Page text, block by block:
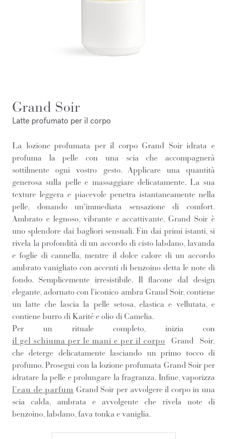
Grand Soir
Latte profumato per il corpo
La lozione profumata per il corpo Grand Soir idrata e
profuma la pelle con una scia che accompagnerà
sottilmente ogni vostro gesto. Applicare una quantità
generosa sulla pelle e massaggiare delicatamente. La sua
texture leggera e piacevole penetra istantaneamente nella
pelle, donando un'immediata sensazione di comfort.
Ambrato e legnoso, vibrante e accattivante, Grand Soir è
uno splendore dai bagliori sensuali. Fin dai primi istanti, si
rivela la profondità di un accordo di cisto labdano, lavanda
e foglie di cannella, mentre il dolce calore di un accordo
ambrato vanigliato con accenti di benzoino detta le note di
fondo. Semplicemente irresistibile. Il flacone dal design
elegante, adornato con l'iconico ambra Grand Soir, contiene
un latte che lascia la pelle setosa, elastica e vellutata, e
contiene burro di Karité e olio di Camelia.
Per un rituale completo, inizia con
il gel schiuma per le mani e per il corpo Grand Soir,
che deterge delicatamente lasciando un primo tocco di
profumo. Prosegui con la lozione profumata Grand Soir per
idratare la pelle e prolungare la fragranza. Infine, vaporizza
l’eau de parfum Grand Soir per avvolgere il corpo in una
scia calda, ambrata e avvolgente che rivela note di
benzoino, labdano, fava tonka e vaniglia.